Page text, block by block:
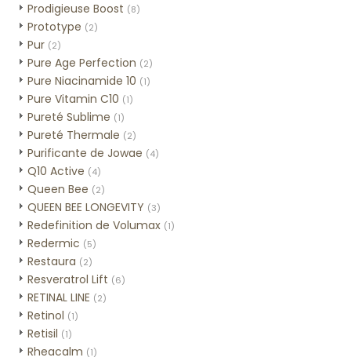
Prodigieuse Boost (8)
Prototype (2)
Pur (2)
Pure Age Perfection (2)
Pure Niacinamide 10 (1)
Pure Vitamin C10 (1)
Pureté Sublime (1)
Pureté Thermale (2)
Purificante de Jowae (4)
Q10 Active (4)
Queen Bee (2)
QUEEN BEE LONGEVITY (3)
Redefinition de Volumax (1)
Redermic (5)
Restaura (2)
Resveratrol Lift (6)
RETINAL LINE (2)
Retinol (1)
Retisil (1)
Rheacalm (1)